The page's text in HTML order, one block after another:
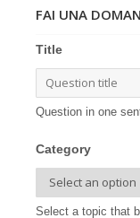
FAI UNA
Title
Question in one
Category
Select a topic that